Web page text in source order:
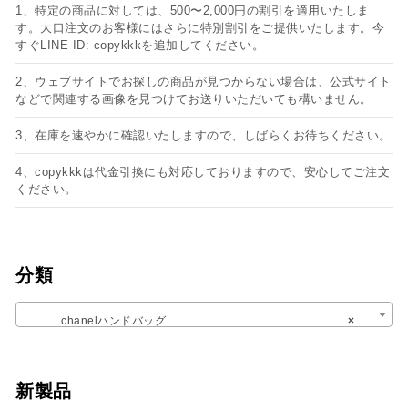
1、特定の商品に対しては、500〜2,000円の割引を適用いたしま
す。大口注文のお客様にはさらに特別割引をご提供いたします。今
すぐLINE ID: copykkkを追加してください。
2、ウェブサイトでお探しの商品が見つからない場合は、公式サイト
などで関連する画像を見つけてお送りいただいても構いません。
3、在庫を速やかに確認いたしますので、しばらくお待ちください。
4、copykkkは代金引換にも対応しておりますので、安心してご注文
ください。
分類
×
chanelハンドバッグ
新製品